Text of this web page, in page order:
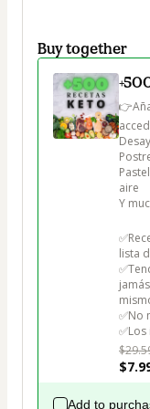
Buy together
aire
Y
lista
✅No
Add to